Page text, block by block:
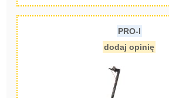
PRO-I
dodaj opinię